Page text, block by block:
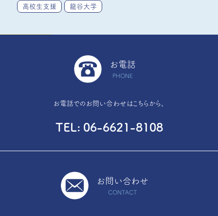
高校生支援 龍谷大学
お電話
PHONE
お電話でのお問い合わせはこちらから。
TEL 06-6621-8108
お問い合わせ
CONTACT